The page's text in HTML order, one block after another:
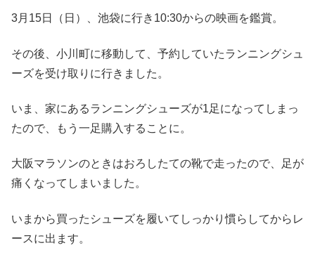
3月15日（日）、池袋に行き10:30からの映画を鑑賞。
その後、小川町に移動して、予約していたランニングシュ
ーズを受け取りに行きました。
いま、家にあるランニングシューズが1足になってしまっ
たので、もう一足購入することに。
大阪マラソンのときはおろしたての靴で走ったので、足が
痛くなってしまいました。
いまから買ったシューズを履いてしっかり慣らしてからレ
ースに出ます。